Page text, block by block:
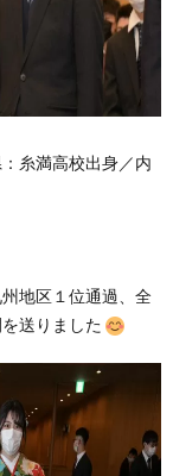
糸満高校出身／内
地区１位通過、全
送りました